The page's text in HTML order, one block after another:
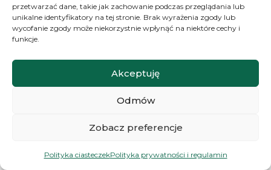
przetwarzać dane, takie jak zachowanie podczas przeglądania lub
unikalne identyfikatory na tej stronie. Brak wyrażenia zgody lub
wycofanie zgody może niekorzystnie wpłynąć na niektóre cechy i
funkcje.
Akceptuję
Odmów
Zobacz preferencje
Polityka ciasteczekPolityka prywatności i regulamin
RÓWNIEŻ MOŻE CI SIĘ SPODOBAĆ
Polecane produkty